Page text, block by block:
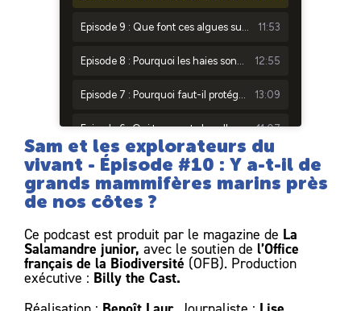
Sam et les explorateurs du
vivant - Épisode #10 : Y a-t-il de
grands mammifères marins près
de nos côtes ?
Ce podcast est produit par le magazine de La
Salamandre junior, avec le soutien de l’Office
français de la Biodiversité (OFB). Production
exécutive : Billy the Cast.